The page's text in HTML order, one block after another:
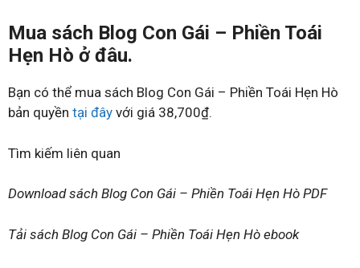
Mua sách Blog Con Gái – Phiền Toái
Hẹn Hò ở đâu.
Bạn có thể mua sách Blog Con Gái – Phiền Toái Hẹn Hò
bản quyền tại đây với giá 38,700₫.
Tìm kiếm liên quan
Download sách Blog Con Gái – Phiền Toái Hẹn Hò PDF
Tải sách Blog Con Gái – Phiền Toái Hẹn Hò ebook